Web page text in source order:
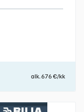
alk. 676 €/kk